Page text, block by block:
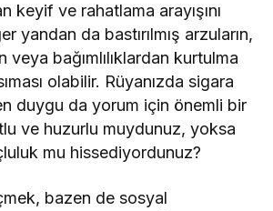
keyif ve rahatlama arayışını
yandan da bastırılmış arzuların,
veya bağımlılıklardan kurtulma
olabilir. Rüyanızda sigara
duygu da yorum için önemli bir
ve huzurlu muydunuz, yoksa
mu hissediyordunuz?
bazen de sosyal